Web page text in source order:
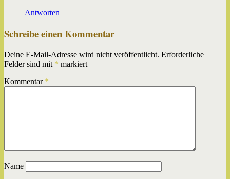
Antworten
Schreibe einen Kommentar
Deine E-Mail-Adresse wird nicht veröffentlicht. Erforderliche
Felder sind mit * markiert
Kommentar *
Name